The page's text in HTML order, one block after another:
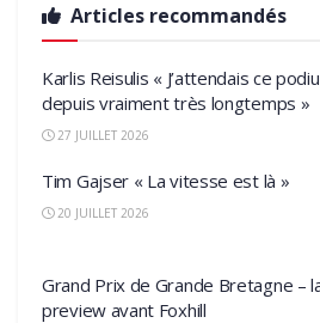
Articles recommandés
Karlis Reisulis « J’attendais ce
depuis vraiment très longtemps »
27 JUILLET 2026
Tim Gajser « La vitesse est là »
20 JUILLET 2026
Grand Prix de Grande Bretagne –
preview avant Foxhill